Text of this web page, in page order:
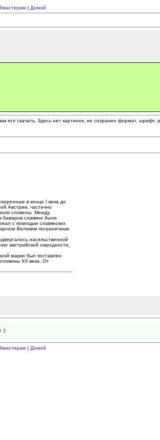
| Домой
его скачать. Здесь нет картинок, не сохранен формат,
в конце I века до
Австрии, частично
словены. Между
баваров славяни были
с помощью славянских
Великим пограничные
насильственной
австрийской народности,
марки был поставлен
XII века. От
:)
| Домой